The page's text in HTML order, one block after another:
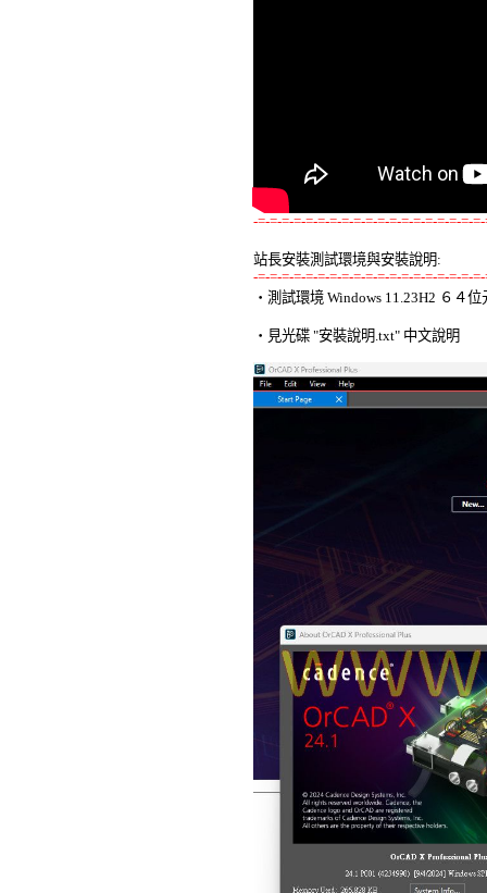
-=-=-=-=-=-=-=-=-=-=-=-=-=-=-=-=-=-=-
站長安裝測試環境與安裝說明:
-=-=-=-=-=-=-=-=-=-=-=-=-=-=-=-=-=-=-
‧測試環境 Windows 11.23H2 ６４
‧見光碟 "安裝說明.txt" 中文說明